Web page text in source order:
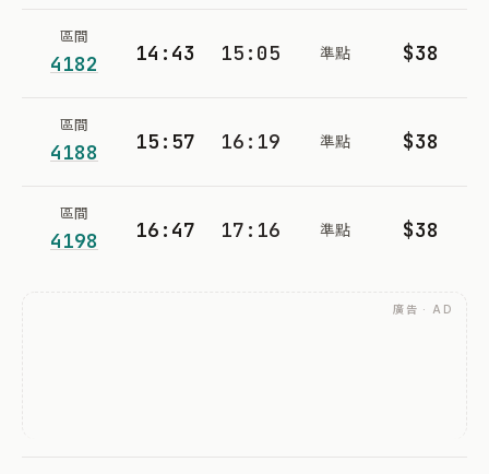
區間
4182 14:43 15:05 準點 $38
區間
4188 15:57 16:19 準點 $38
區間
4198 16:47 17:16 準點 $38
廣告 · AD